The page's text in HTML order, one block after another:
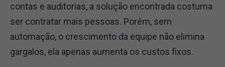
contas e auditorias, a solução encontrada costuma
ser contratar mais pessoas. Porém, sem
automação, o crescimento da equipe não elimina
gargalos, ela apenas aumenta os custos fixos.